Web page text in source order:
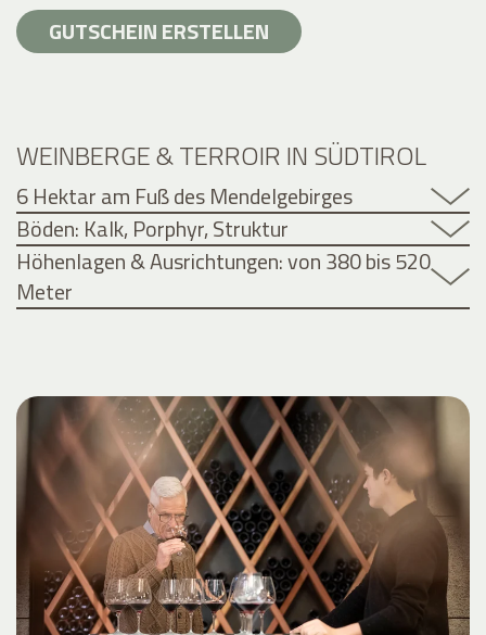
GUTSCHEIN ERSTELLEN
WEINBERGE & TERROIR IN SÜDTIROL
6 Hektar am Fuß des Mendelgebirges
Böden: Kalk, Porphyr, Struktur
Höhenlagen & Ausrichtungen: von 380 bis 520
Meter